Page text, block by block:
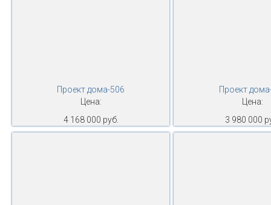
Проект дома-506
Цена:
4 168 000 руб.
Проект
Цена:
3 980 000